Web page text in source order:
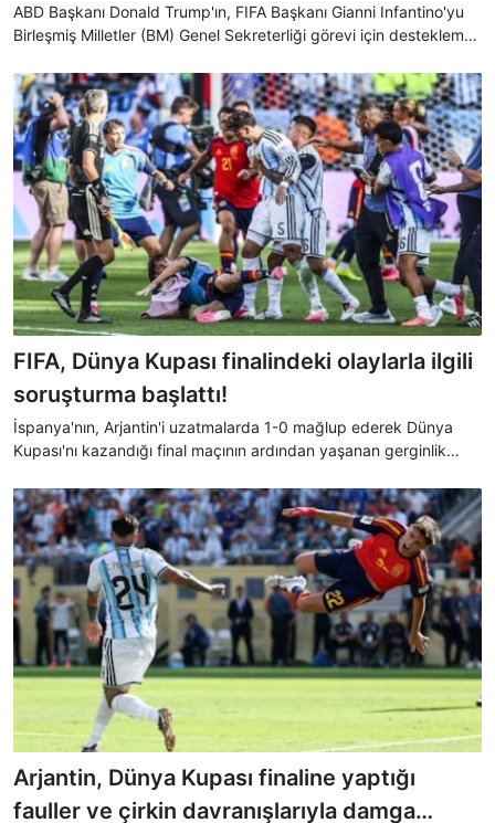
ABD Başkanı Donald Trump'ın, FIFA Başkanı Gianni Infantino'yu
Birleşmiş Milletler (BM) Genel Sekreterliği görevi için desteklemek
FIFA, Dünya Kupası finalindeki olaylarla ilgili
soruşturma başlattı!
İspanya'nın, Arjantin'i uzatmalarda 1-0 mağlup ederek Dünya
Kupası'nı kazandığı final maçının ardından yaşanan gerginlik
Arjantin, Dünya Kupası finaline yaptığı
fauller ve çirkin davranışlarıyla damga